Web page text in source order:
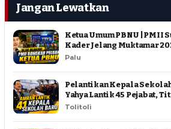
Jangan Lewatkan
Ketua Umum PBNU | PMII
Kader Jelang Muktamar
Palu
Pelantikan Kepala
Yahya Lantik 45 Pejabat,
Tolitoli